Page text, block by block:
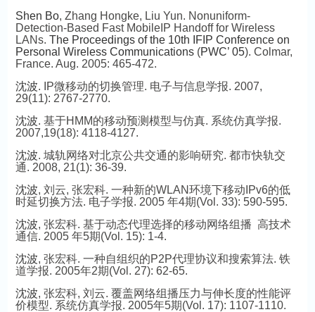
Shen Bo, Zhang Hongke, Liu Yun. Nonuniform-
Detection-Based Fast MobileIP Handoff for Wireless
LANs. The Proceedings of the 10th IFIP Conference on
Personal Wireless Communications(PWC’ 05). Colmar,
France. Aug. 2005: 465-472.
沈波. IP微移动的切换管理. 电子与信息学报. 2007,
29(11): 2767-2770.
沈波. 基于HMM的移动预测模型与仿真. 系统仿真学报.
2007,19(18): 4118-4127.
沈波. 城轨网络对北京公共交通的影响研究. 都市快轨交
通. 2008, 21(1): 36-39.
沈波, 刘云, 张宏科. 一种新的WLAN环境下移动IPv6的低
时延切换方法. 电子学报. 2005 年4期(Vol. 33): 590-595.
沈波, 张宏科. 基于动态代理选择的移动网络组播 高技术
通信. 2005 年5期(Vol. 15): 1-4.
沈波, 张宏科. 一种自组织的P2P代理协议和搜索算法. 铁
道学报. 2005年2期(Vol. 27): 62-65.
沈波, 张宏科, 刘云. 覆盖网络组播压力与伸长度的性能评
价模型. 系统仿真学报. 2005年5期(Vol. 17): 1107-1110.